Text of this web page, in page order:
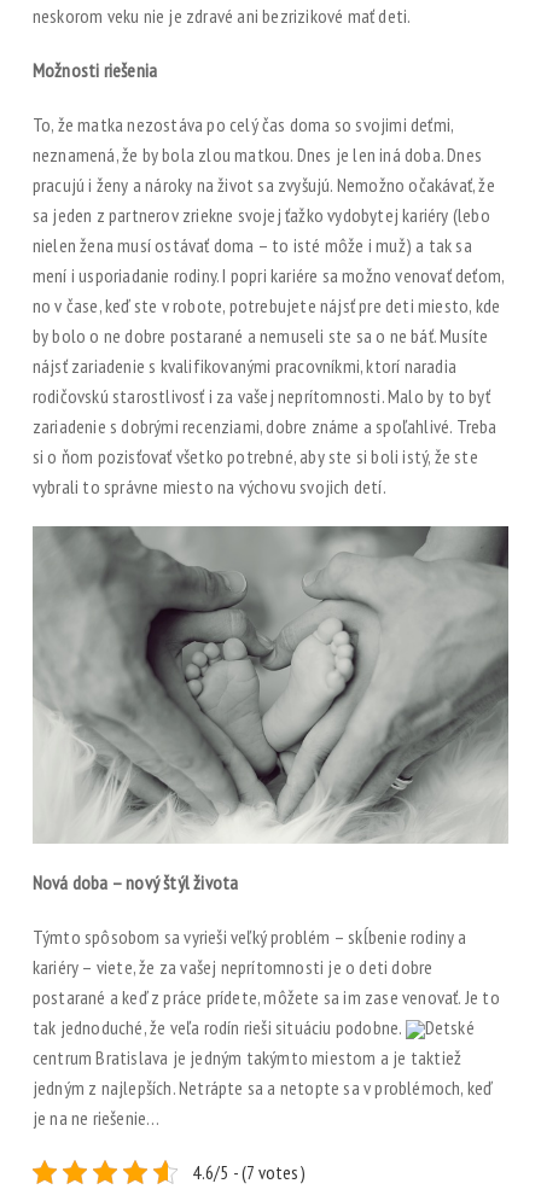
neskorom veku nie je zdravé ani bezrizikové mať deti.
Možnosti riešenia
To, že matka nezostáva po celý čas doma so svojimi deťmi,
neznamená, že by bola zlou matkou. Dnes je len iná doba. Dnes
pracujú i ženy a nároky na život sa zvyšujú. Nemožno očakávať, že
sa jeden z partnerov zriekne svojej ťažko vydobytej kariéry (lebo
nielen žena musí ostávať doma – to isté môže i muž) a tak sa
mení i usporiadanie rodiny. I popri kariére sa možno venovať deťom,
no v čase, keď ste v robote, potrebujete nájsť pre deti miesto, kde
by bolo o ne dobre postarané a nemuseli ste sa o ne báť. Musíte
nájsť zariadenie s kvalifikovanými pracovníkmi, ktorí naradia
rodičovskú starostlivosť i za vašej neprítomnosti. Malo by to byť
zariadenie s dobrými recenziami, dobre známe a spoľahlivé. Treba
si o ňom pozisťovať všetko potrebné, aby ste si boli istý, že ste
vybrali to správne miesto na výchovu svojich detí.
Nová doba – nový štýl života
Týmto spôsobom sa vyrieši veľký problém – skĺbenie rodiny a
kariéry – viete, že za vašej neprítomnosti je o deti dobre
postarané a keď z práce prídete, môžete sa im zase venovať. Je to
tak jednoduché, že veľa rodín rieši situáciu podobne.
Detské
centrum Bratislava je jedným takýmto miestom a je taktiež
jedným z najlepších. Netrápte sa a netopte sa v problémoch, keď
je na ne riešenie…
4.6/5 - (7 votes)